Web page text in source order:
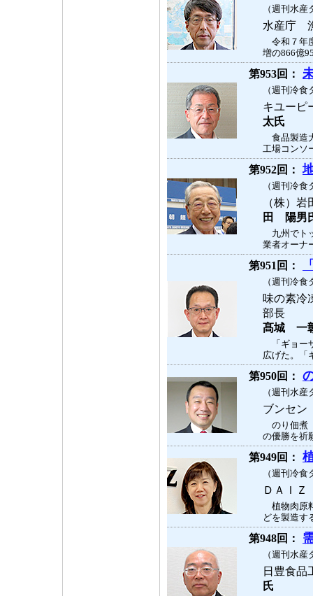
（週刊水
水産庁
令和７年
増の866億
第953回：
（週刊冷
キユー
太氏
食品製造
工場コンソ
第952回：
（週刊冷
（株）
田 陽男
九州でト
業者オーナ
第951回：
（週刊冷
味の素冷
部長
髙城 一
「ギョー
広げた。「
第950回：
（週刊水
ブンセ
のり佃煮
の優勝を祈
第949回：
（週刊冷
ＤＡＩ
植物肉原
どを製造す
第948回：
（週刊水
日豊食
氏